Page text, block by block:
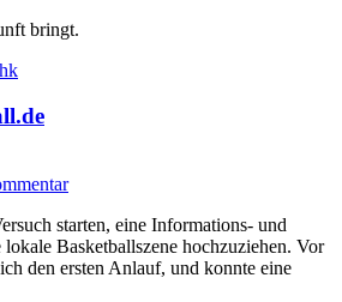
bringt.
starten, eine Informations- und
Basketballszene hochzuziehen. Vor
den ersten Anlauf, und konnte eine